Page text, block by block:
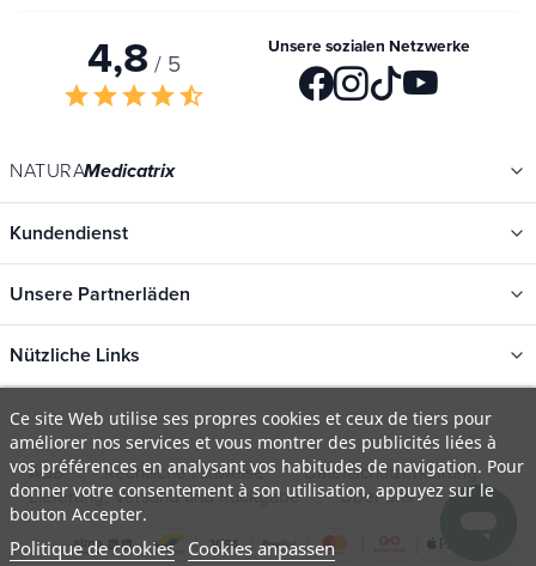
4,8 / 5
starstarstarstarstar_half
Unsere sozialen Netzwerke
NATURAMedicatrix
Kundendienst
Unsere Partnerläden
Nützliche Links
Kategorien
Neu
Promotions
Kataloge
Unsere Marken
AGB Rechtliche Hinweise
Datenschutzerklärung
Lieferung, Versand und Rückgabe
Über uns FAQ
Ce site Web utilise ses propres cookies et ceux de tiers pour
améliorer nos services et vous montrer des publicités liées à
vos préférences en analysant vos habitudes de navigation. Pour
donner votre consentement à son utilisation, appuyez sur le
bouton Accepter.
Politique de cookies Cookies anpassen